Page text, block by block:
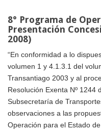
8° Programa de
Presentación
2008)
“En conformidad a lo
volumen 1 y 4.1.3.1 del
Transantiago 2003 y al
Resolución Exenta Nº 1244
Subsecretaría de
observaciones a las
Operación para el Estado